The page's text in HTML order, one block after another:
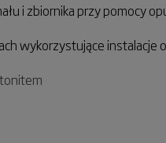
i zbiornika przy
wykorzystujące